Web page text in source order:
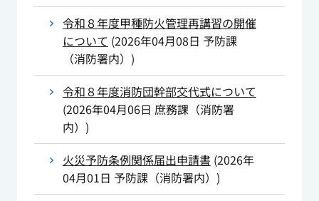
令和８年度甲種防火管理再講習の開催
について (2026年04月08日 予防課
（消防署内） )
令和８年度消防団幹部交代式について
(2026年04月06日 庶務課（消防署
内） )
火災予防条例関係届出申請書 (2026年
04月01日 予防課（消防署内） )